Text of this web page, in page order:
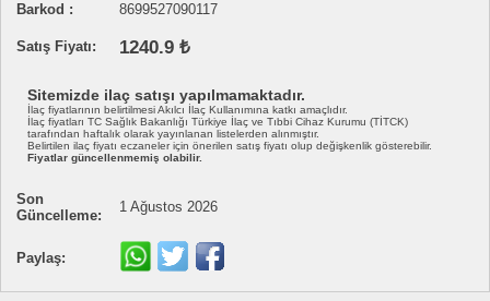
Barkod :
8699527090117
Satış Fiyatı: 1240.9 ₺
Sitemizde ilaç satışı yapılmamaktadır.
İlaç fiyatlarının belirtilmesi Akılcı İlaç Kullanımına katkı amaçlıdır.
İlaç fiyatları TC Sağlık Bakanlığı Türkiye İlaç ve Tıbbi Cihaz Kurumu (TİTCK)
tarafından haftalık olarak yayınlanan listelerden alınmıştır.
Belirtilen ilaç fiyatı eczaneler için önerilen satış fiyatı olup değişkenlik gösterebilir.
Fiyatlar güncellenmemiş olabilir.
Son
Güncelleme:
1 Ağustos 2026
Paylaş: